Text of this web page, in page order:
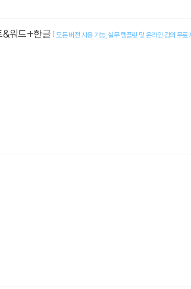
&워드+한글 [ 모든 버전 사용 가능 실무 템플릿 및 온라인 강의 무료